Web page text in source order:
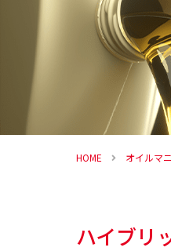
HOME オイルマ
ハイブリ